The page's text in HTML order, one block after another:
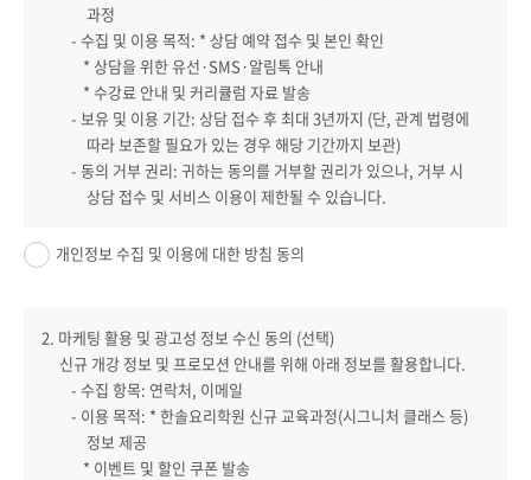
과정
- 수집 및 이용 목적: * 상담 예약 접수 및 본인 확인
* 상담을 위한 유선·SMS·알림톡 안내
* 수강료 안내 및 커리큘럼 자료 발송
- 보유 및 이용 기간: 상담 접수 후 최대 3년까지 (단, 관계 법령에
따라 보존할 필요가 있는 경우 해당 기간까지 보관)
- 동의 거부 권리: 귀하는 동의를 거부할 권리가 있으나, 거부 시
상담 접수 및 서비스 이용이 제한될 수 있습니다.
개인정보 수집 및 이용에 대한 방침 동의
2. 마케팅 활용 및 광고성 정보 수신 동의 (선택)
신규 개강 정보 및 프로모션 안내를 위해 아래 정보를 활용합니다.
- 수집 항목: 연락처, 이메일
- 이용 목적: * 한솔요리학원 신규 교육과정(시그니처 클래스 등)
정보 제공
* 이벤트 및 할인 쿠폰 발송